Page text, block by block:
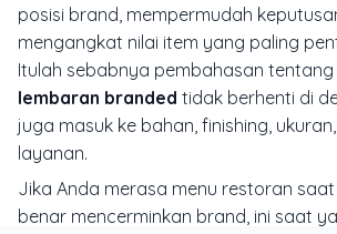
posisi brand, mempermudah
mengangkat nilai item yang paling
Itulah sebabnya pembahasan tentang
lembaran branded tidak berhenti di
juga masuk ke bahan, finishing,
layanan.
Jika Anda merasa menu restoran
benar mencerminkan brand, ini saat